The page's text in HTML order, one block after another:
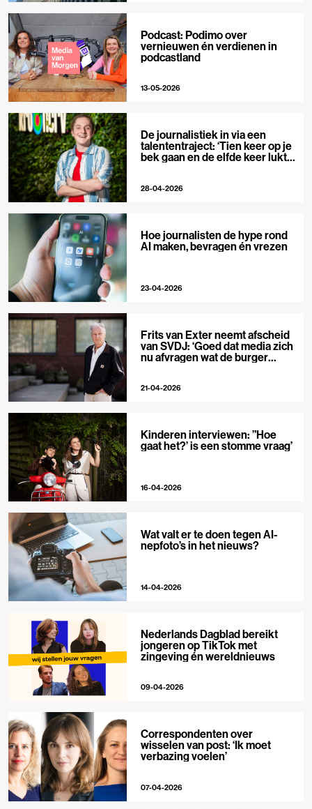
Podcast: Podimo over
vernieuwen én verdienen in
podcastland
13-05-2026
De journalistiek in via een
talententraject: ‘Tien keer op je
bek gaan en de elfde keer lukt
28-04-2026
Hoe journalisten de hype rond
AI maken, bevragen én vrezen
23-04-2026
Frits van Exter neemt afscheid
van SVDJ: ‘Goed dat media zich
nu afvragen wat de burger
21-04-2026
Kinderen interviewen: ”Hoe
gaat het?’ is een stomme vraag’
16-04-2026
Wat valt er te doen tegen AI-
nepfoto’s in het nieuws?
14-04-2026
Nederlands Dagblad bereikt
jongeren op TikTok met
zingeving én wereldnieuws
09-04-2026
Correspondenten over
wisselen van post: ‘Ik moet
verbazing voelen’
07-04-2026